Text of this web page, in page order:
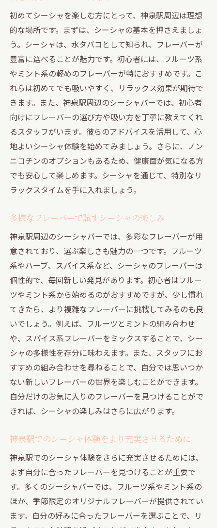
初めてシーシャを楽しむ方にとって、神泉駅周辺は理想
的な場所です。まずは、シーシャの基本を押さえましょ
う。シーシャは、水タバコとして知られ、フレーバーが
豊富に選べることが魅力です。初心者には、フルーツ系
やミント系の軽めのフレーバーが特におすすめです。こ
れらは初めてでも吸いやすく、リラックス効果が期待で
きます。また、神泉駅周辺のシーシャバーでは、初心者
向けにフレーバーの選び方や吸い方を丁寧に教えてくれ
るスタッフがいます。彼らのアドバイスを活用して、心
地よいシーシャ体験を始めてみましょう。さらに、ノン
ニコチンのオプションもあるため、健康面が気になる方
でも安心して楽しめます。シーシャを通じて、特別なリ
ラックスタイムを手に入れましょう。
多様なフレーバーで試すシーシャの楽しみ
神泉駅周辺のシーシャバーでは、多彩なフレーバーが用
意されており、選ぶ楽しさも魅力の一つです。フルーツ
系やハーブ、スパイス系など、シーシャのフレーバーは
個性的で、毎回新しい発見があります。初心者はフルー
ツやミント系から始めるのがおすすめですが、少し慣れ
てきたら、より複雑なフレーバーに挑戦してみるのも良
いでしょう。例えば、フルーツとミントの組み合わせ
や、スパイス系フレーバーをミックスすることで、シー
シャの多様性を存分に味わえます。また、スタッフにお
すすめの組み合わせを尋ねることで、自分では思いつか
ない新しいフレーバーの世界を楽しむことができます。
自分だけのお気に入りのフレーバーを見つけることがで
きれば、シーシャの楽しみはさらに広がります。
神泉駅でのシーシャ体験をより充実させるために
神泉駅でのシーシャ体験をさらに充実させるためには、
まず自分に合ったフレーバーを見つけることが重要で
す。多くのシーシャバーでは、フルーツ系やミント系の
ほか、季節限定のオリジナルフレーバーが提供されてい
ます。自分の好みに合ったフレーバーを選ぶことで、リ